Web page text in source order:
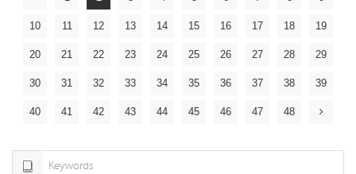
10 11 12 13 14 15 16 17 18 19
20 21 22 23 24 25 26 27 28 29
30 31 32 33 34 35 36 37 38 39
40 41 42 43 44 45 46 47 48